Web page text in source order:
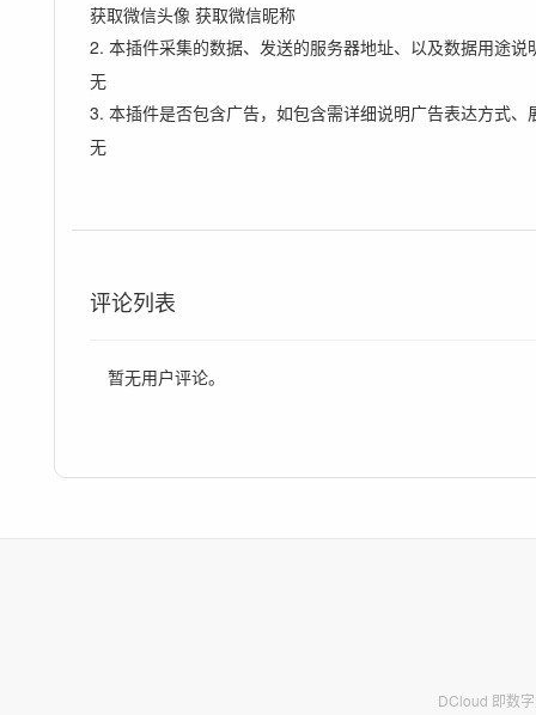
获取微信头像 获取微信昵称
2. 本插件采集的数据、发送的服务器地址、以及数据用途说
无
3. 本插件是否包含广告，如包含需详细说明广告表达方式、
无
评论列表
暂无用户评论。
DCloud 即数